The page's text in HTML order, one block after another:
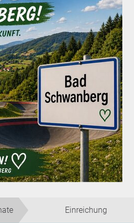
Einreichung